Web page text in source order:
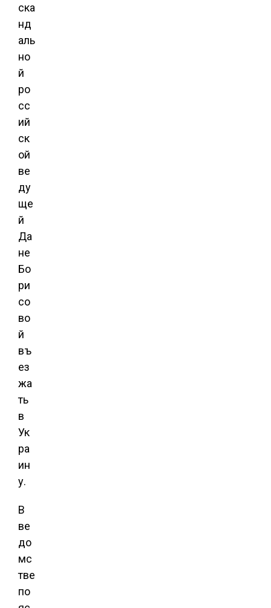
ска
нд
аль
но
й
ро
сс
ий
ск
ой
ве
ду
ще
й
Да
не
Бо
ри
со
во
й
въ
ез
жа
ть
в
Ук
ра
ин
у.
В
ве
до
мс
тве
по